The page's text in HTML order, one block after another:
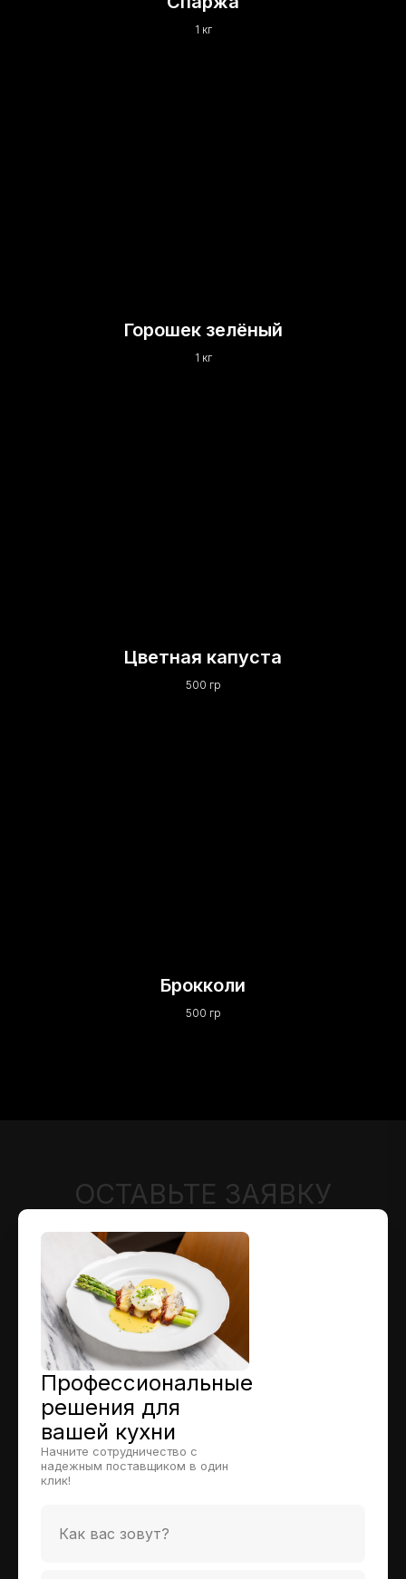
1 кг
Горошек зелёный
1 кг
Цветная капуста
500 гр
Брокколи
500 гр
ОСТАВЬТЕ ЗАЯВКУ
Профессиональные
решения для
вашей кухни
Начните сотрудничество с
надежным поставщиком в один
клик!